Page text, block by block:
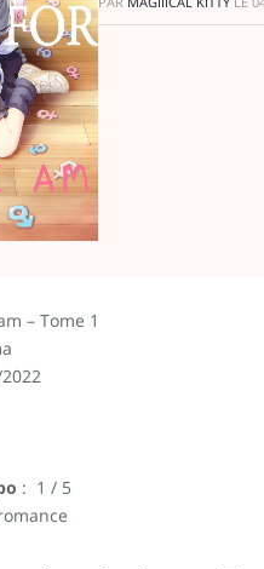
– Tome 1
: 1 / 5